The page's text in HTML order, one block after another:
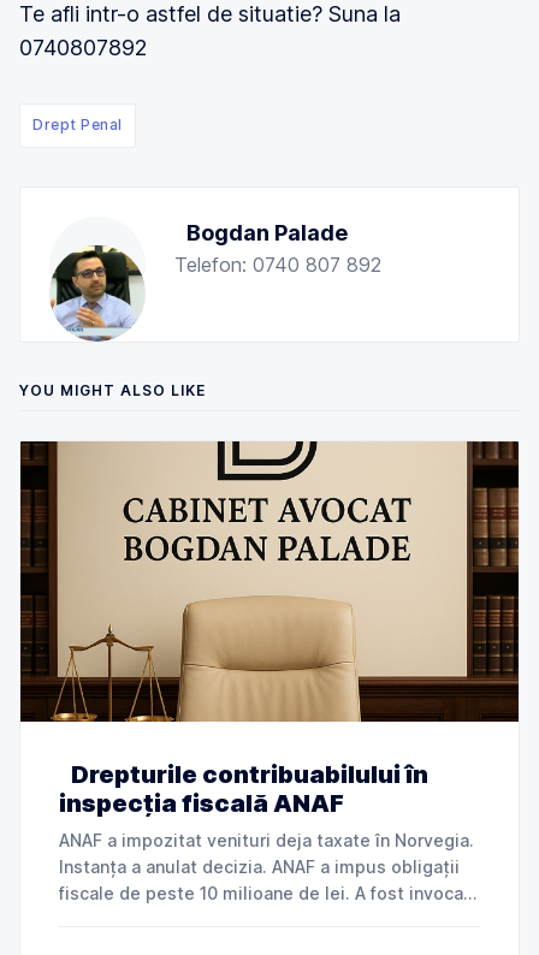
Te afli intr-o astfel de situatie? Suna la
0740807892
Drept Penal
Bogdan Palade
Telefon: 0740 807 892
YOU MIGHT ALSO LIKE
Drepturile contribuabilului în
inspecția fiscală ANAF
ANAF a impozitat venituri deja taxate în Norvegia.
Instanța a anulat decizia. ANAF a impus obligații
fiscale de peste 10 milioane de lei. A fost invocată